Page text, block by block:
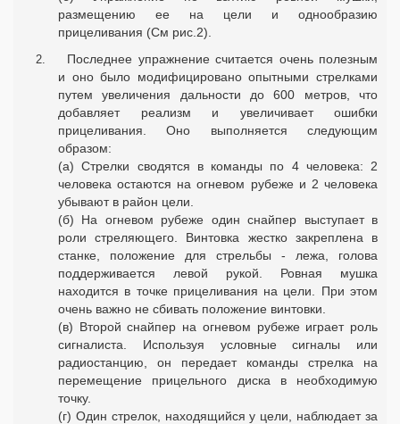
размещению ее на цели и однообразию
прицеливания (См рис.2).
Последнее упражнение считается очень полезным
и оно было модифицировано опытными стрелками
путем увеличения дальности до 600 метров, что
добавляет реализм и увеличивает ошибки
прицеливания. Оно выполняется следующим
образом:
(а) Стрелки сводятся в команды по 4 человека: 2
человека остаются на огневом рубеже и 2 человека
убывают в район цели.
(б) На огневом рубеже один снайпер выступает в
роли стреляющего. Винтовка жестко закреплена в
станке, положение для стрельбы - лежа, голова
поддерживается левой рукой. Ровная мушка
находится в точке прицеливания на цели. При этом
очень важно не сбивать положение винтовки.
(в) Второй снайпер на огневом рубеже играет роль
сигналиста. Используя условные сигналы или
радиостанцию, он передает команды стрелка на
перемещение прицельного диска в необходимую
точку.
(г) Один стрелок, находящийся у цели, наблюдает за